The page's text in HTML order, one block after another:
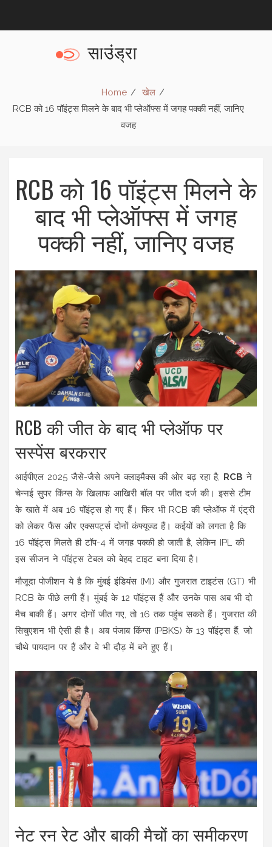
Home
खेल
RCB को 16 पॉइंट्स मिलने के बाद भी प्लेऑफ्स में जगह पक्की नहीं, जानिए
वजह
RCB को 16 पॉइंट्स मिलने के
बाद भी प्लेऑफ्स में जगह
पक्की नहीं, जानिए वजह
RCB की जीत के बाद भी प्लेऑफ पर
सस्पेंस बरकरार
आईपीएल 2025 जैसे-जैसे अपने क्लाइमैक्स की ओर बढ़ रहा है, RCB ने
चेन्नई सुपर किंग्स के खिलाफ आखिरी बॉल पर जीत दर्ज की। इससे टीम
के खाते में अब 16 पॉइंट्स हो गए हैं। फिर भी RCB की प्लेऑफ में एंट्री
को लेकर फैंस और एक्सपर्ट्स दोनों कंफ्यूज्ड हैं। कईयों को लगता है कि
16 पॉइंट्स मिलते ही टॉप-4 में जगह पक्की हो जाती है, लेकिन IPL की
इस सीजन ने पॉइंट्स टेबल को बेहद टाइट बना दिया है।
मौजूदा पोजीशन ये है कि मुंबई इंडियंस (MI) और गुजरात टाइटंस (GT) भी
RCB के पीछे लगी हैं। मुंबई के 12 पॉइंट्स हैं और उनके पास अब भी दो
मैच बाकी हैं। अगर दोनों जीत गए, तो 16 तक पहुंच सकते हैं। गुजरात की
सिचुएशन भी ऐसी ही है। अब पंजाब किंग्स (PBKS) के 13 पॉइंट्स हैं, जो
चौथे पायदान पर हैं और वे भी दौड़ में बने हुए हैं।
नेट रन रेट और बाकी मैचों का समीकरण